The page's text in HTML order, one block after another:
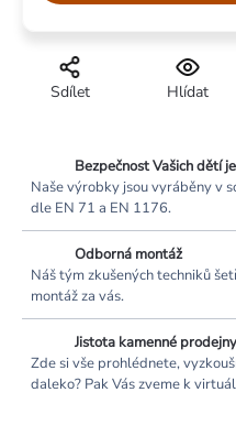
Hlídat
Sdílet
Bezpečnost Vašich dětí
Naše výrobky jsou vyráběny v
dle EN 71 a EN 1176.
Odborná montáž
Náš tým zkušených techniků
montáž za vás.
Jistota kamenné prodejny
Zde si vše prohlédnete,
daleko? Pak Vás zveme k